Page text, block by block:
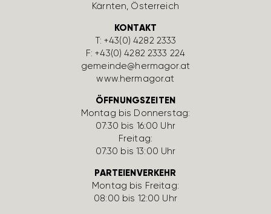
Kärnten, Öster­reich
KONTAKT
T:+43(0) 4282 2333
F: +43(0) 4282 2333 224
gemeinde@hermagor.at
www.hermagor.at
ÖFFNUNGSZEITEN
Montag bis Donnerstag:
07:30 bis 16:00 Uhr
Freitag:
07:30 bis 13:00 Uhr
PARTEIENVERKEHR
Montag bis Freitag:
08:00 bis 12:00 Uhr